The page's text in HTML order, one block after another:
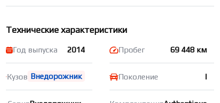
Технические характеристики
Год выпуска 2014 Пробег 69 448 км
Кузов Внедорожник Поколение I